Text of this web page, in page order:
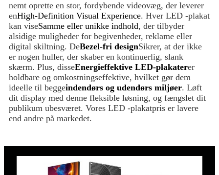
nemt oprette en stor, fordybende videovæg, der leverer
enHigh-Definition Visual Experience. Hver LED -plakat
kan viseSamme eller unikke indhold, der tilbyder
alsidige muligheder for begivenheder, reklame eller
digital skiltning. DeBezel-fri designSikrer, at der ikke
er nogen huller, der skaber en kontinuerlig, slank
skærm. Plus, disseEnergieffektive LED-plakaterer
holdbare og omkostningseffektive, hvilket gør dem
ideelle til beggeindendørs og udendørs miljøer. Løft
dit display med denne fleksible løsning, og fængslet dit
publikum ubesværet. Vores LED -plakatpris er lavere
end andre på markedet.